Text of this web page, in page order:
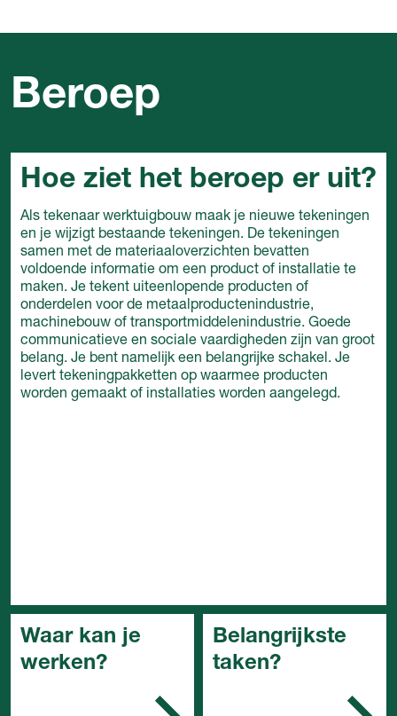
Beroep
Hoe ziet het beroep er uit?
Als tekenaar werktuigbouw maak je nieuwe tekeningen
en je wijzigt bestaande tekeningen. De tekeningen
samen met de materiaaloverzichten bevatten
voldoende informatie om een product of installatie te
maken. Je tekent uiteenlopende producten of
onderdelen voor de metaalproductenindustrie,
machinebouw of transportmiddelenindustrie. Goede
communicatieve en sociale vaardigheden zijn van groot
belang. Je bent namelijk een belangrijke schakel. Je
levert tekeningpakketten op waarmee producten
worden gemaakt of installaties worden aangelegd.
Waar kan je
werken?
De tekenkamer of een
Belangrijkste
taken?